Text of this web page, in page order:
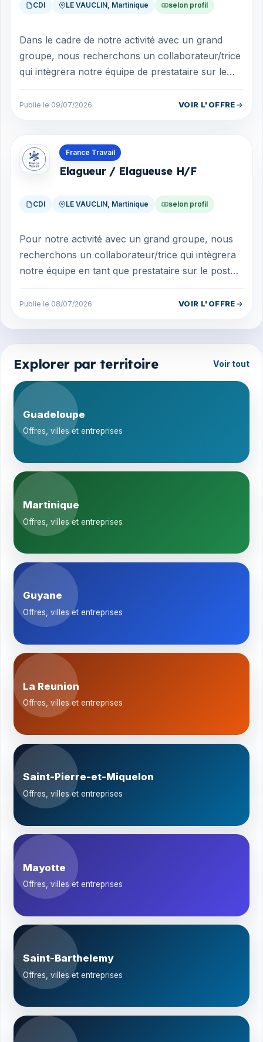
CDI LE VAUCLIN, Martinique selon profil
Dans le cadre de notre activité avec un grand
groupe, nous recherchons un collaborateur/trice
qui intègrera notre équipe de prestataire sur le
Publie le 09/07/2026 VOIR L'OFFRE
France Travail
Elagueur / Elagueuse H/F
CDI LE VAUCLIN, Martinique selon profil
Pour notre activité avec un grand groupe, nous
recherchons un collaborateur/trice qui intègrera
notre équipe en tant que prestataire sur le poste
Publie le 08/07/2026 VOIR L'OFFRE
Offres en Martinique
Explorer par territoire Voir tout
Guadeloupe
Offres, villes et entreprises
Martinique
Offres, villes et entreprises
Guyane
Offres, villes et entreprises
La Reunion
Offres, villes et entreprises
Saint-Pierre-et-Miquelon
Offres, villes et entreprises
Mayotte
Offres, villes et entreprises
Saint-Barthelemy
Offres, villes et entreprises